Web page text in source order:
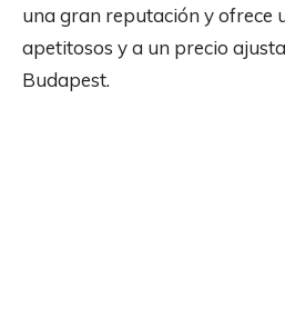
una gran reputación y ofrece
apetitosos y a un precio
Budapest.